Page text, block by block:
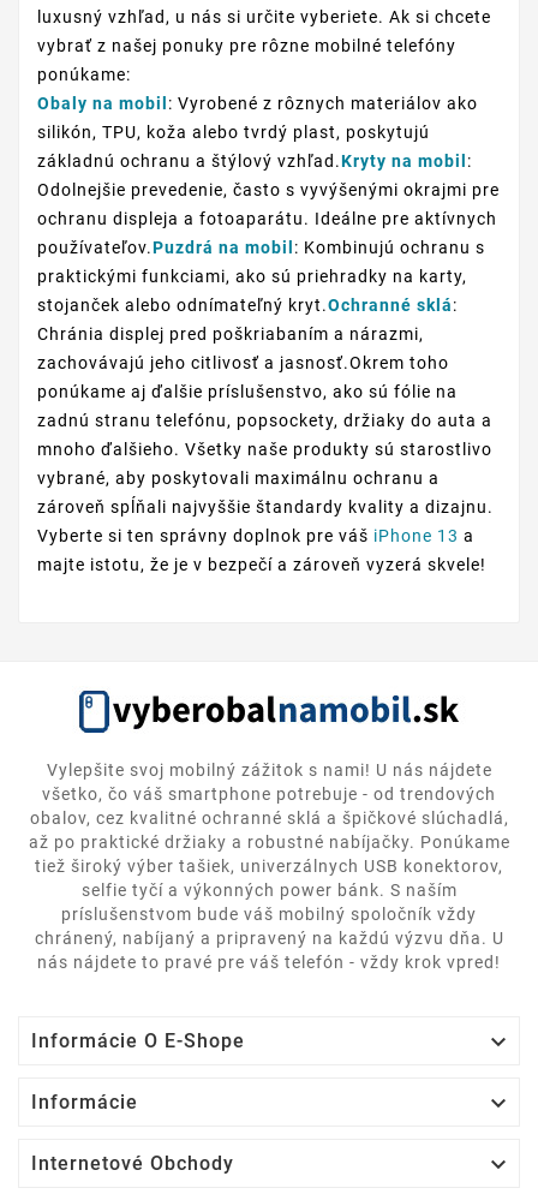
luxusný vzhľad, u nás si určite vyberiete. Ak si chcete
vybrať z našej ponuky pre rôzne mobilné telefóny
ponúkame:
Obaly na mobil : Vyrobené z rôznych materiálov ako
silikón, TPU, koža alebo tvrdý plast, poskytujú
základnú ochranu a štýlový vzhľad.Kryty na mobil :
Odolnejšie prevedenie, často s vyvýšenými okrajmi pre
ochranu displeja a fotoaparátu. Ideálne pre aktívnych
používateľov.Puzdrá na mobil : Kombinujú ochranu s
praktickými funkciami, ako sú priehradky na karty,
stojanček alebo odnímateľný kryt.Ochranné sklá:
Chránia displej pred poškriabaním a nárazmi,
zachovávajú jeho citlivosť a jasnosť.Okrem toho
ponúkame aj ďalšie príslušenstvo, ako sú fólie na
zadnú stranu telefónu, popsockety, držiaky do auta a
mnoho ďalšieho. Všetky naše produkty sú starostlivo
vybrané, aby poskytovali maximálnu ochranu a
zároveň spĺňali najvyššie štandardy kvality a dizajnu.
Vyberte si ten správny doplnok pre váš iPhone 13 a
majte istotu, že je v bezpečí a zároveň vyzerá skvele!
Vylepšite svoj mobilný zážitok s nami! U nás nájdete
všetko, čo váš smartphone potrebuje - od trendových
obalov, cez kvalitné ochranné sklá a špičkové slúchadlá,
až po praktické držiaky a robustné nabíjačky. Ponúkame
tiež široký výber tašiek, univerzálnych USB konektorov,
selfie tyčí a výkonných power bánk. S naším
príslušenstvom bude váš mobilný spoločník vždy
chránený, nabíjaný a pripravený na každú výzvu dňa. U
nás nájdete to pravé pre váš telefón - vždy krok vpred!
Informácie O E-Shope 
Informácie 
Internetové Obchody 